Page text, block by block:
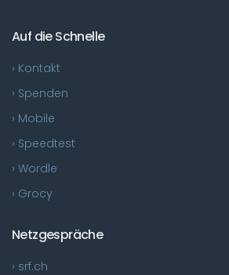
Auf die Schnelle
› Kontakt
› Spenden
› Mobile
› Speedtest
› Wordle
› Grocy
Netzgespräche
› srf.ch